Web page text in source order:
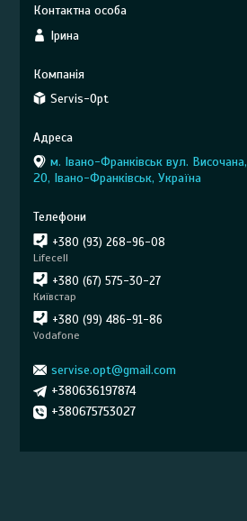
Ірина
Servis-Opt
м. Івано-Франківськ вул. Височана,
20, Івано-Франківськ, Україна
+380 (93) 268-96-08
Lifecell
+380 (67) 575-30-27
Київстар
+380 (99) 486-91-86
Vodafone
servise.opt@gmail.com
+380636197874
+380675753027